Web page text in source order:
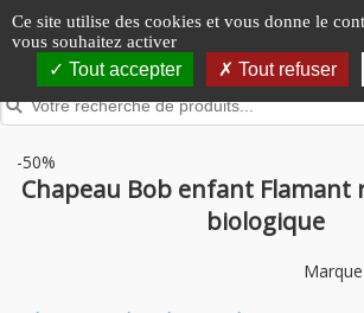
Panneau de gestion des cookies
Ce site utilise des cookies et vous donne le
vous souhaitez activer
Tout accepter Tout refuser
-50%
Chapeau Bob enfant Flamant
biologique
Marque